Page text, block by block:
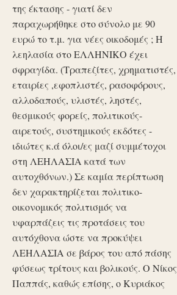
της έκτασης - γιατί δεν
παραχωρήθηκε στο σύνολο με 90
ευρώ το τ.μ. για νέες οικοδομές ; Η
λεηλασία στο ΕΛΛΗΝΙΚΟ έχει
σφραγίδα. (Τραπεζίτες, χρηματιστές,
εταιρίες ,εφοπλιστές, ρασοφόρους,
αλλοδαπούς, υλιστές, ληστές,
θεσμικούς φορείς, πολιτικούς-
αιρετούς, συστημικούς εκδότες -
ιδιώτες κ.ά όλοι/ες μαζί συμμέτοχοι
στη ΛΕΗΛΑΣΙΑ κατά των
αυτοχθόνων.) Σε καμία περίπτωση
δεν χαρακτηρίζεται πολιτικο-
οικονομικός πολιτισμός να
υφαρπάζεις τις προτάσεις του
αυτόχθονα ώστε να προκύψει
ΛΕΗΛΑΣΙΑ σε βάρος του από πάσης
φύσεως τρίτους και βολικούς. Ο Νίκος
Παππάς, καθώς επίσης, ο Κυριάκος